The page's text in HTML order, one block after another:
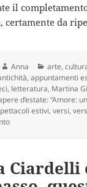
il
certamente da
Autore
Anna Categorie
arte,
,appuntamenti
, letteratura, Martina
d’estate: “Amore:
estivi,versi,
su L’Amore va in
Ciardelli